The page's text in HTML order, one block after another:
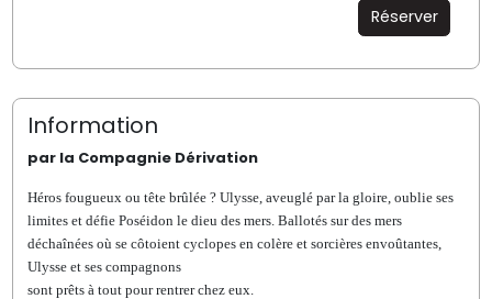
Réserver
Information
par la Compagnie Dérivation
Héros fougueux ou tête brûlée ? Ulysse, aveuglé par la gloire, oublie ses
limites et défie Poséidon le dieu des mers. Ballotés sur des mers
déchaînées où se côtoient cyclopes en colère et sorcières envoûtantes,
Ulysse et ses compagnons
sont prêts à tout pour rentrer chez eux.